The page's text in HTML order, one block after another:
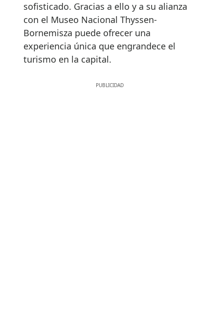
sofisticado. Gracias a ello y a su alianza
con el Museo Nacional Thyssen-
Bornemisza puede ofrecer una
experiencia única que engrandece el
turismo en la capital.